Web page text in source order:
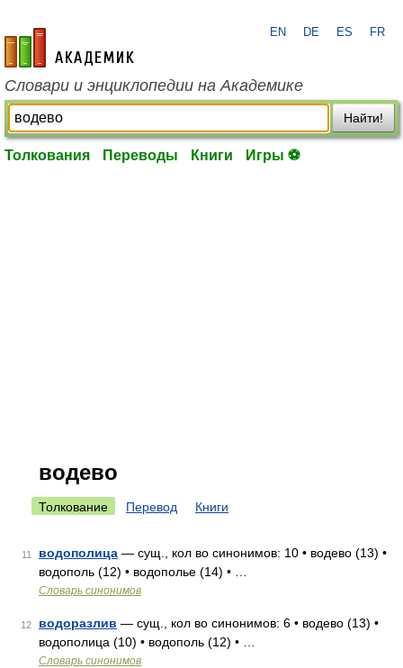
academic.ru
EN DE ES FR
Словари и энциклопедии на Академике
Найти!
Толкования Переводы Книги Игры ⚽
водево
Толкование Перевод Книги
11 водополица — сущ., кол во синонимов: 10 • водево (13) •
водополь (12) • водополье (14) • …
Словарь синонимов
12 водоразлив — сущ., кол во синонимов: 6 • водево (13) •
водополица (10) • водополь (12) • …
Словарь синонимов